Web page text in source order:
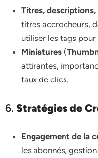
Titres,
titres accrocheurs,
utiliser les tags
Miniatures
attirantes,
taux de clics.
6.Stratégies de
Engagement de la
les abonnés,